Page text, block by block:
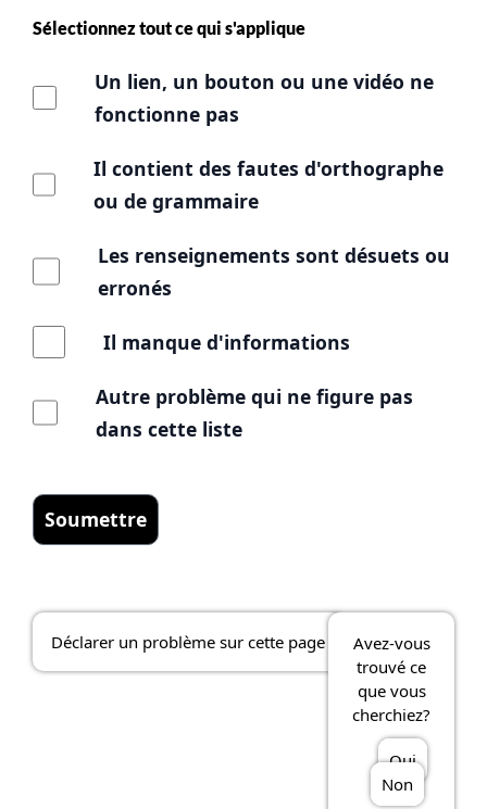
Sélectionnez tout ce qui s'applique
Un lien, un bouton ou une vidéo ne
fonctionne pas
Il contient des fautes d'orthographe
ou de grammaire
Les renseignements sont désuets ou
erronés
Il manque d'informations
Autre problème qui ne figure pas
dans cette liste
Déclarer un problème sur cette page
Avez-vous
trouvé ce
que vous
cherchiez?
Oui
Non